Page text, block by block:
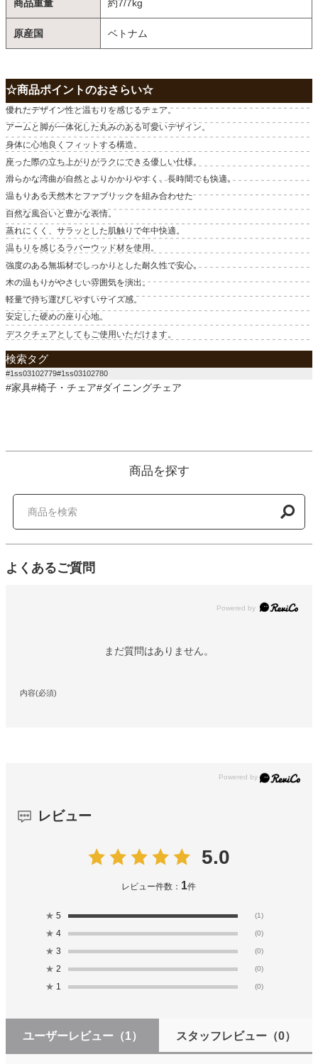
商品重量 約7/7kg
原産国 ベトナム
☆商品ポイントのおさらい☆
優れたデザイン性と温もりを感じるチェア。
アームと脚が一体化した丸みのある可愛いデザイン。
身体に心地良くフィットする構造。
座った際の立ち上がりがラクにできる優しい仕様。
滑らかな湾曲が自然とよりかかりやすく、長時間でも快適。
温もりある天然木とファブリックを組み合わせた
自然な風合いと豊かな表情。
蒸れにくく、サラッとした肌触りで年中快適。
温もりを感じるラバーウッド材を使用。
強度のある無垢材でしっかりとした耐久性で安心。
木の温もりがやさしい雰囲気を演出。
軽量で持ち運びしやすいサイズ感。
安定した硬めの座り心地。
デスクチェアとしてもご使用いただけます。
検索タグ
#1ss03102779#1ss03102780
#家具#椅子・チェア#ダイニングチェア
商品を探す
よくあるご質問
Powered by
まだ質問はありません。
内容(必須)
レビュー
5.0
レビュー件数： 1件
★ 5 (1)
★ 4 (0)
★ 3 (0)
★ 2 (0)
★ 1 (0)
ユーザーレビュー （1） スタッフレビュー（0）